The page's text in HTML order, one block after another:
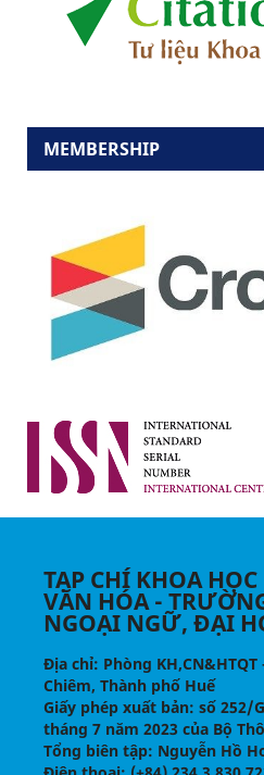
MEMBERSHIP
TẠP CHÍ KHOA
VĂN HÓA -
NGOẠI NGỮ, ĐẠI
Địa chỉ: Phòng
Chiêm, Thành phố Huế
Giấy phép xuất bản: số 252/
tháng 7 năm 2023 của Bộ
Tổng biên tập: Nguyễn Hồ